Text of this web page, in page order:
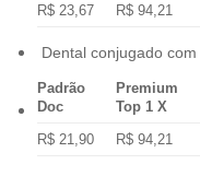
R$ 23,67
R$ 94,21
Dental conjugado
Padrão
Doc
Premium
Top 1 X
R$ 21,90
R$ 94,21